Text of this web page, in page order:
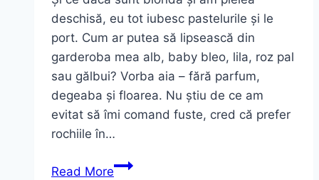
deschisă, eu tot iubesc pastelurile și le
port. Cum ar putea să lipsească din
garderoba mea alb, baby bleo, lila, roz pal
sau gălbui? Vorba aia – fără parfum,
degeaba și floarea. Nu știu de ce am
evitat să îmi comand fuste, cred că prefer
rochiile în…
Read MoreOOTD: